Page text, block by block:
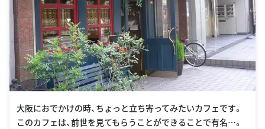
大阪におでかけの時、ちょっと立ち寄ってみたいカフェです。
このカフェは、前世を見てもらうことができることで有名…。